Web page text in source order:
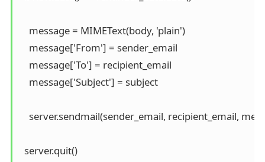
    message = MIMEText(body, 'plain')
    message['From'] = sender_email
    message['To'] = recipient_email
    message['Subject'] = subject
server.sendmail(sender_email, recipient_email,
  server.quit()